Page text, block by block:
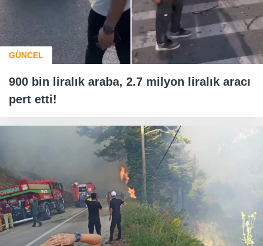
GÜNCEL
900 bin liralık araba, 2.7 milyon liralık aracı
pert etti!